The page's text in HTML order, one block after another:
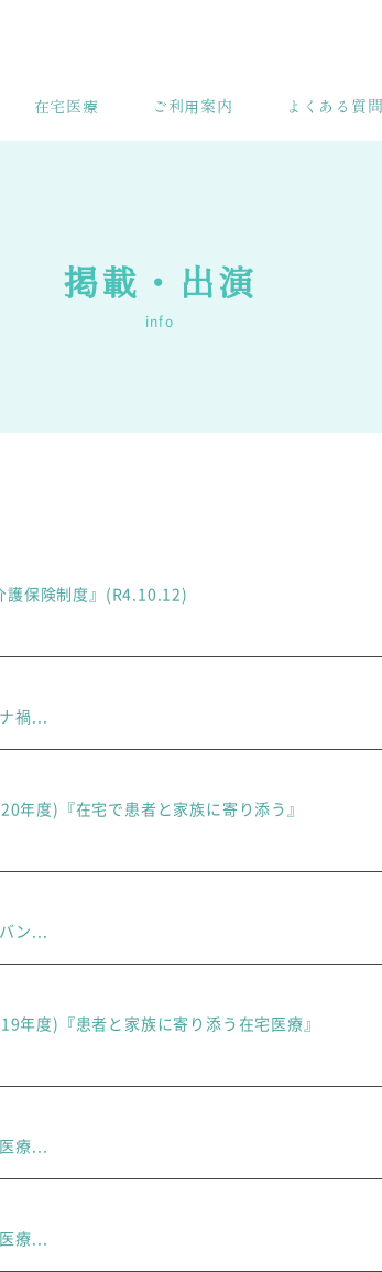
在宅医療 ご利用案内 よくある質問
掲載・出演
info
護保険制度』(R4.10.12)
禍...
年度)『在宅で患者と家族に寄り添う』
ン...
年度)『患者と家族に寄り添う在宅医療』
療...
療...